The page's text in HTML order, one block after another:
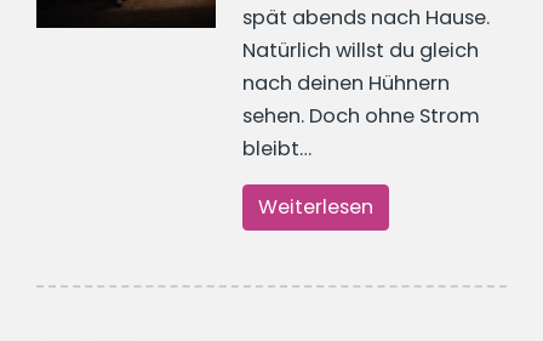
spät abends nach Hause.
Natürlich willst du gleich
nach deinen Hühnern
sehen. Doch ohne Strom
bleibt…
Weiterlesen